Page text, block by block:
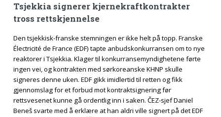
Tsjekkia signerer kjernekraftkontrakter
tross rettskjennelse
Den tsjekkisk-franske stemningen er ikke helt på topp. Franske
Électricité de France (EDF) tapte anbudskonkurransen om to nye
reaktorer i Tsjekkia. Klager til konkurransemyndighetene førte
ingen vei, og kontrakten med sørkoreanske KHNP skulle
signeres denne uken. EDF gikk imidlertid til retten og fikk
gjennomslag for et forbud mot kontraktsignering før
rettsvesenet kunne gå ordentlig inn i saken. ČEZ-sjef Daniel
Beneš svarte med å erklære at han aldri ville signert på det EDF